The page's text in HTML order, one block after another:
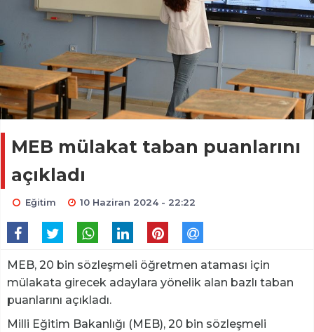
MEB mülakat taban puanlarını
açıkladı
Eğitim 10 Haziran 2024 - 22:22
MEB, 20 bin sözleşmeli öğretmen ataması için
mülakata girecek adaylara yönelik alan bazlı taban
puanlarını açıkladı.
Milli Eğitim Bakanlığı (MEB), 20 bin sözleşmeli